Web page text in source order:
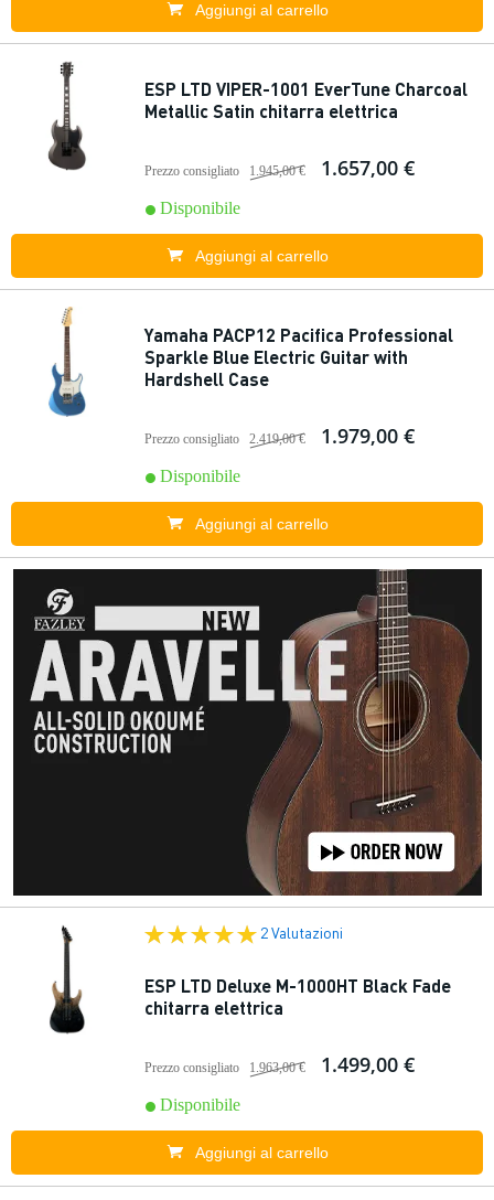
Aggiungi al carrello
ESP LTD VIPER-1001 EverTune Charcoal
Metallic Satin chitarra elettrica
Prezzo consigliato 1.945,00 € 1.657,00 €
Disponibile
Aggiungi al carrello
Yamaha PACP12 Pacifica Professional
Sparkle Blue Electric Guitar with
Hardshell Case
Prezzo consigliato 2.419,00 € 1.979,00 €
Disponibile
Aggiungi al carrello
2 Valutazioni
ESP LTD Deluxe M-1000HT Black Fade
chitarra elettrica
Prezzo consigliato 1.963,00 € 1.499,00 €
Disponibile
Aggiungi al carrello